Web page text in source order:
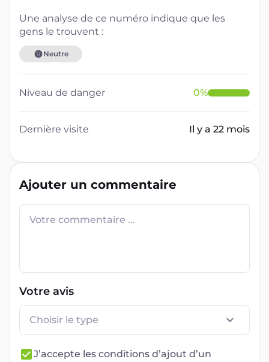
Une analyse de ce numéro indique que les
gens le trouvent :
Neutre
Niveau de danger 0%
Dernière visite Il y a 22 mois
Ajouter un commentaire
Votre avis
Choisir le type
J’accepte les conditions d’ajout d’un